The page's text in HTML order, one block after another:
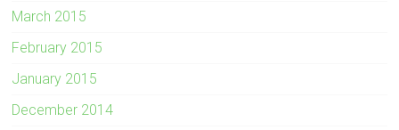
March 2015
February 2015
January 2015
December 2014